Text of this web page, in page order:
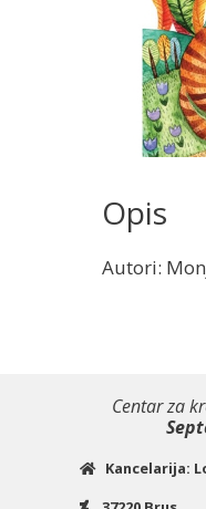
Opis
Autori:
Centar za
Kancelarija: